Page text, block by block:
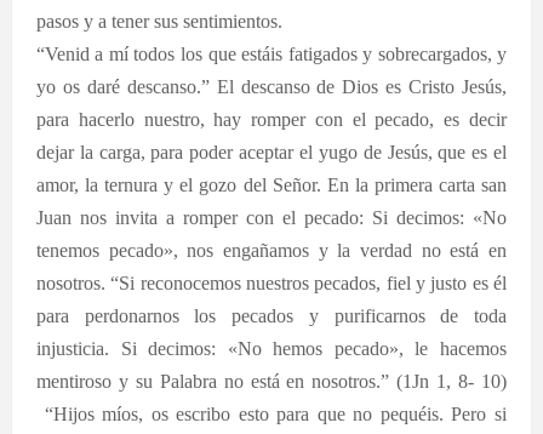
pasos y a tener sus sentimientos.
“Venid a mí todos los que estáis fatigados y sobrecargados, y
yo os daré descanso.” El descanso de Dios es Cristo Jesús,
para hacerlo nuestro, hay romper con el pecado, es decir
dejar la carga, para poder aceptar el yugo de Jesús, que es el
amor, la ternura y el gozo del Señor. En la primera carta san
Juan nos invita a romper con el pecado: Si decimos: «No
tenemos pecado», nos engañamos y la verdad no está en
nosotros. “Si reconocemos nuestros pecados, fiel y justo es él
para perdonarnos los pecados y purificarnos de toda
injusticia.
Si decimos: «No hemos pecado», le hacemos
mentiroso y su Palabra no está en nosotros.” (1Jn 1, 8- 10)
“Hijos míos, os escribo esto para que no pequéis. Pero si